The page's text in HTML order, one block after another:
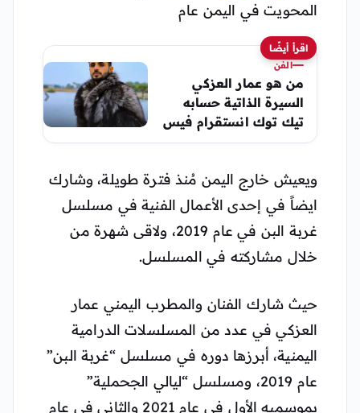
المحويت في اليمن عام
اقرأ أيضًا
الفن
من هو عمار العزكي
السيرة الذاتية حسابه
تيك توك انستقرام فيس
بوك
ويعيش خارج اليمن مُنذ فترة طويلة، وشارك
ايضاً في إحدى الأعمال الفنية في مسلسل
غربة البن في عام 2019، ولاقى شهرة من
خلال مشاركته في المسلسل.
حيث شارك الفنان والمطرب اليمني عمار
العزكي في عدد من المسلسلات الدرامية
اليمنية، أبرزها دوره في مسلسل “غربة البن”
عام 2019، ومسلسل “ليالي الجحملية”
بموسميه الأول في عام 2021 والثاني في عام